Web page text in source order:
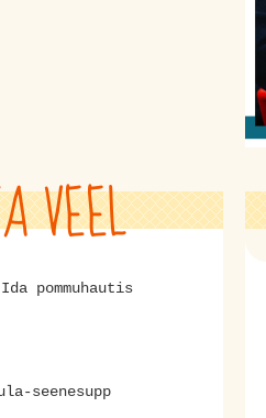
VEEL
pommuhautis
seenesupp